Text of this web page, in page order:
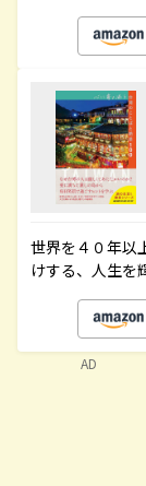
世界を４０年以
けする、人生を
AD